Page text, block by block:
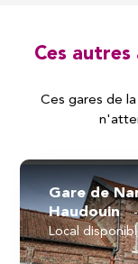
Ces autres
Ces gares de
Gare de
Haudouin
local